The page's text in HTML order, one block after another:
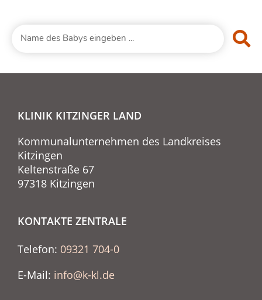
KLINIK KITZINGER LAND
Kommunalunternehmen des Landkreises
Kitzingen
Keltenstraße 67
97318 Kitzingen
KONTAKTE ZENTRALE
Telefon: 09321 704-0
E-Mail: info@k-kl.de